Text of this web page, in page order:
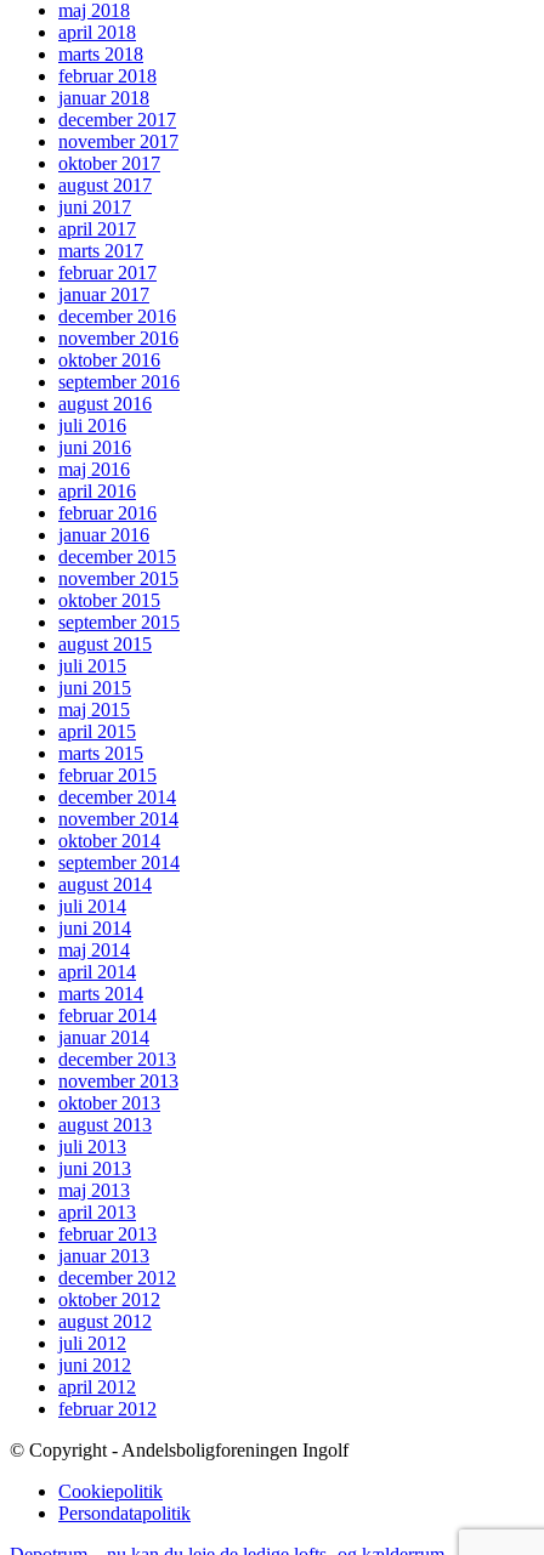
maj 2018
april 2018
marts 2018
februar 2018
januar 2018
december 2017
november 2017
oktober 2017
august 2017
juni 2017
april 2017
marts 2017
februar 2017
januar 2017
december 2016
november 2016
oktober 2016
september 2016
august 2016
juli 2016
juni 2016
maj 2016
april 2016
februar 2016
januar 2016
december 2015
november 2015
oktober 2015
september 2015
august 2015
juli 2015
juni 2015
maj 2015
april 2015
marts 2015
februar 2015
december 2014
november 2014
oktober 2014
september 2014
august 2014
juli 2014
juni 2014
maj 2014
april 2014
marts 2014
februar 2014
januar 2014
december 2013
november 2013
oktober 2013
august 2013
juli 2013
juni 2013
maj 2013
april 2013
februar 2013
januar 2013
december 2012
oktober 2012
august 2012
juli 2012
juni 2012
april 2012
februar 2012
© Copyright - Andelsboligforeningen Ingolf
Cookiepolitik
Persondatapolitik